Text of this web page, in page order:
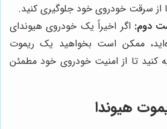
از سرقت خودروی خود جلوگیری کنید.
دوم: اگر اخیراً یک خودروی هیوندای
ممکن است بخواهید یک ریموت
کنید تا از امنیت خودروی خود مطمئن
هیوندا